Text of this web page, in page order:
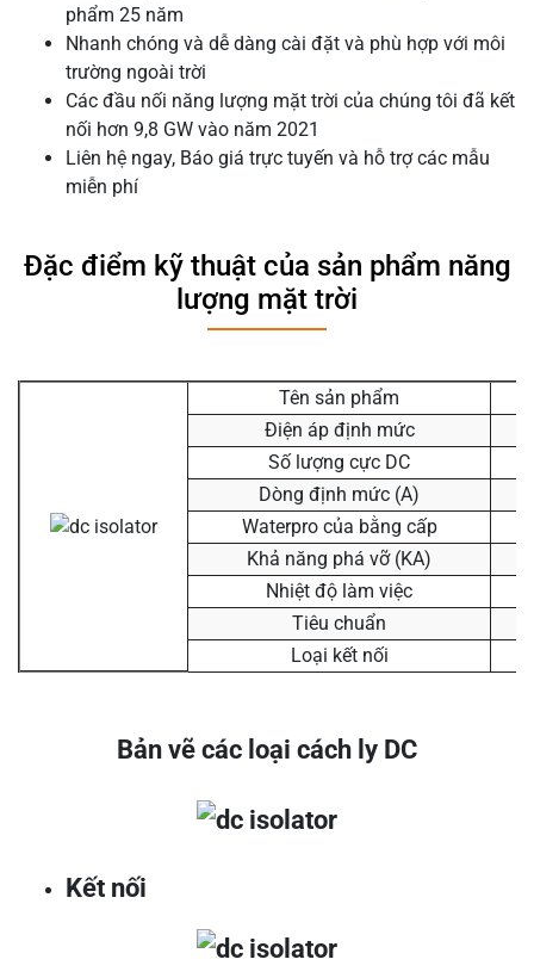
phẩm 25 năm
Nhanh chóng và dễ dàng cài đặt và phù hợp với môi
trường ngoài trời
Các đầu nối năng lượng mặt trời của chúng tôi đã kết
nối hơn 9,8 GW vào năm 2021
Liên hệ ngay, Báo giá trực tuyến và hỗ trợ các mẫu
miễn phí
Đặc điểm kỹ thuật của sản phẩm năng
lượng mặt trời
Tên sản phẩm
Điện áp định mức
Số lượng cực DC
Dòng định mức (A)
Waterpro của bằng cấp
Khả năng phá vỡ (KA)
Nhiệt độ làm việc
Tiêu chuẩn
Loại kết nối
Bản vẽ các loại cách ly DC
Kết nối